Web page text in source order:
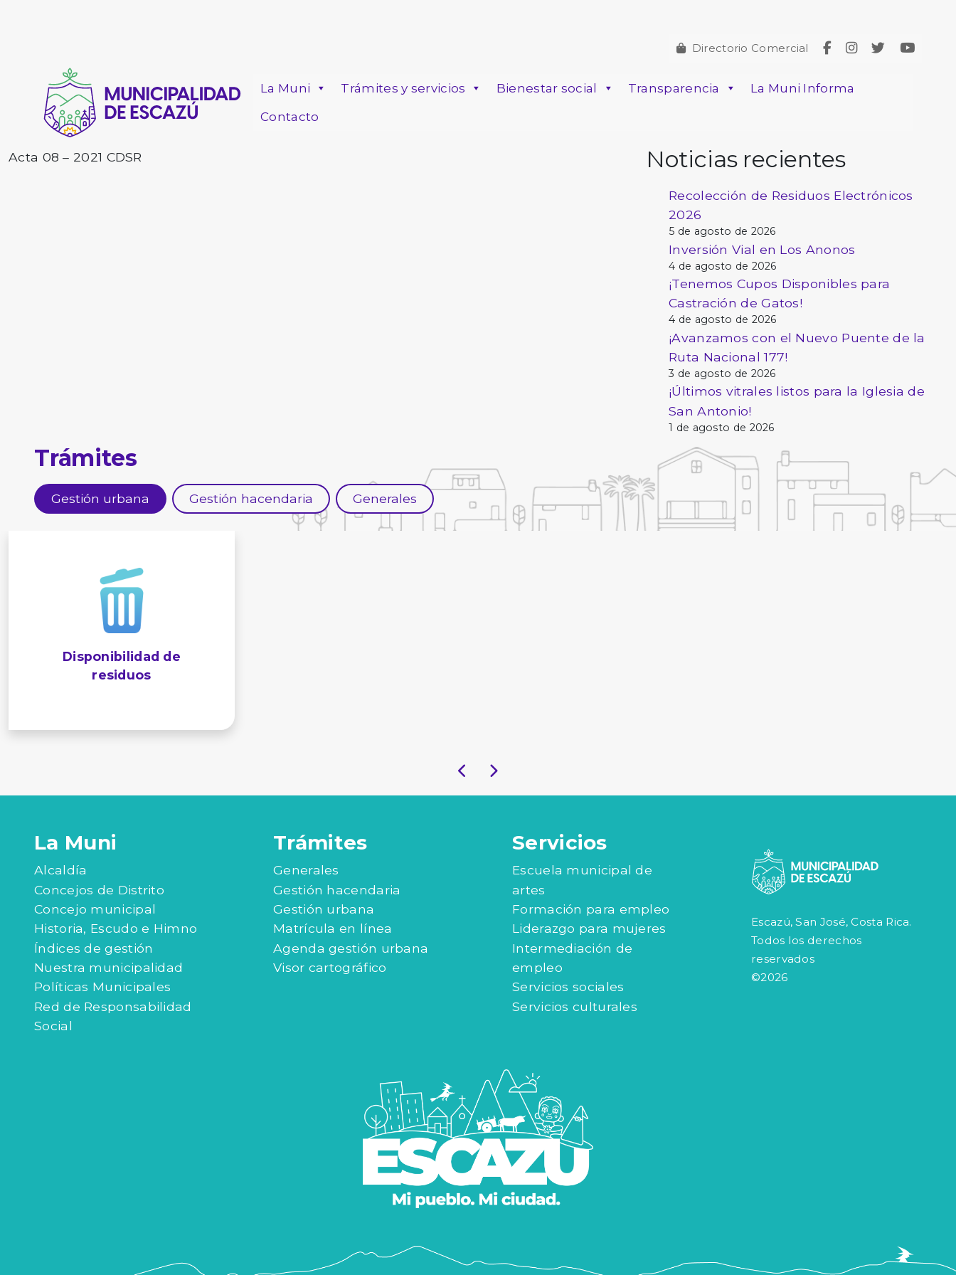
Directorio Comercial
La Muni Trámites y servicios Bienestar social Transparencia
La Muni Informa
Contacto
Acta 08 – 2021 CDSR Noticias recientes
Recolección de Residuos Electrónicos
2026
5 de agosto de 2026
Inversión Vial en Los Anonos
4 de agosto de 2026
¡Tenemos Cupos Disponibles para
Castración de Gatos!
4 de agosto de 2026
¡Avanzamos con el Nuevo Puente de la
Ruta Nacional 177!
3 de agosto de 2026
¡Últimos vitrales listos para la Iglesia de
San Antonio!
1 de agosto de 2026
Trámites
Gestión urbana Gestión hacendaria Generales
Disponibilidad de
residuos
La Muni
Alcaldía
Concejos de Distrito
Concejo municipal
Historia, Escudo e Himno
Índices de gestión
Nuestra municipalidad
Políticas Municipales
Red de Responsabilidad
Social
Trámites
Generales
Gestión hacendaria
Gestión urbana
Matrícula en línea
Agenda gestión urbana
Visor cartográfico
Servicios
Escuela municipal de
artes
Formación para empleo
Liderazgo para mujeres
Intermediación de
empleo
Servicios sociales
Servicios culturales
Escazú, San José, Costa Rica.
Todos los derechos
reservados
©2026